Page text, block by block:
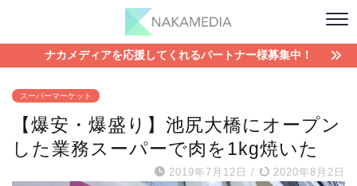
ナカメディアを応援してくれるパートナー様募集中！
スーパーマーケット
【爆安・爆盛り】池尻大橋にオープン
した業務スーパーで肉を1kg焼いた
2019年7月12日 / 2020年8月2日